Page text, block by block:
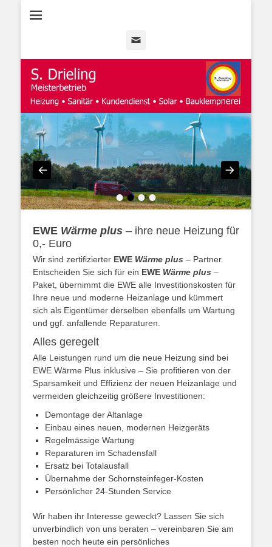
••••
EWE Wärme plus – ihre neue Heizung für
0,- Euro
Wir sind zertifizierter EWE Wärme plus – Partner.
Entscheiden Sie sich für ein EWE Wärme plus –
Paket, übernimmt die EWE alle Investitionskosten für
Ihre neue und moderne Heizanlage und kümmert
sich als Eigentümer derselben ebenfalls um Wartung
und ggf. anfallende Reparaturen.
Alles geregelt
Alle Leistungen rund um die neue Heizung sind bei
EWE Wärme Plus inklusive – Sie profitieren von der
Sparsamkeit und Effizienz der neuen Heizanlage und
vermeiden gleichzeitig größere Investitionen:
Demontage der Altanlage
Einbau eines neuen, modernen Heizgeräts
Regelmässige Wartung
Reparaturen im Schadensfall
Ersatz bei Totalausfall
Übernahme der Schornsteinfeger-Kosten
Persönlicher 24-Stunden Service
Wir haben ihr Interesse geweckt? Lassen Sie sich
unverbindlich von uns beraten – vereinbaren Sie am
besten noch heute ein persönliches